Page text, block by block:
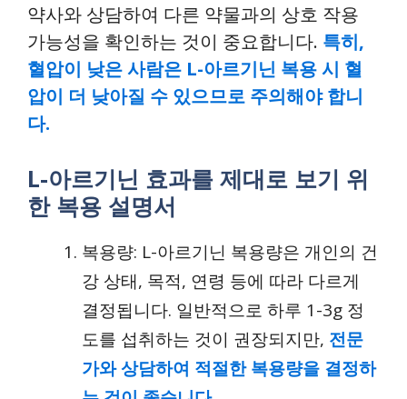
약사와 상담하여 다른 약물과의 상호 작용
가능성을 확인하는 것이 중요합니다. 특히,
혈압이 낮은 사람은 L-아르기닌 복용 시 혈
압이 더 낮아질 수 있으므로 주의해야 합니
다.
L-아르기닌 효과를 제대로 보기 위
한 복용 설명서
복용량: L-아르기닌 복용량은 개인의 건
강 상태, 목적, 연령 등에 따라 다르게
결정됩니다. 일반적으로 하루 1-3g 정
도를 섭취하는 것이 권장되지만, 전문
가와 상담하여 적절한 복용량을 결정하